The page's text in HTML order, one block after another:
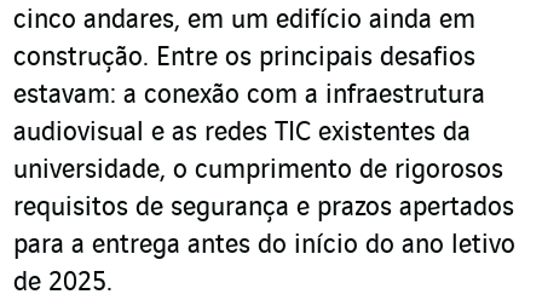
cinco andares, em um edifício ainda em
construção. Entre os principais desafios
estavam: a conexão com a infraestrutura
audiovisual e as redes TIC existentes da
universidade, o cumprimento de rigorosos
requisitos de segurança e prazos apertados
para a entrega antes do início do ano letivo
de 2025.